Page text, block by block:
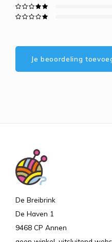
Je beoordeling
De Breibrink
De Haven 1
9468 CP Annen